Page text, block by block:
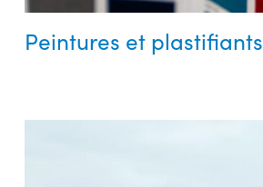
Peintures et plastifiants